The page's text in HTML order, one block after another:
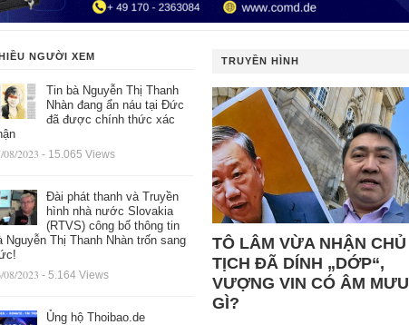
NGƯỜI XEM
Tin bà Nguyễn Thị Thanh
Nhàn đang ẩn náu tại Đức
đã được chính thức xác
08/2023 - 15.065 Views
Đài phát thanh và Truyền
hình nhà nước Slovakia
(RTVS) công bố thông tin
Nguyễn Thị Thanh Nhàn trốn sang
08/2023 - 5.164 Views
Ủng hộ Thoibao.de
TRUYỀN HÌNH
TÔ LÂM VỪA NHẬN CHỦ
TỊCH ĐÃ DÍNH „DỚP“,
VƯỢNG VIN CÓ ÂM MƯU
GÌ?